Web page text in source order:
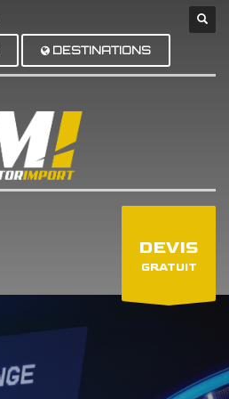
DESTINATIONS
DEVIS
GRATUIT